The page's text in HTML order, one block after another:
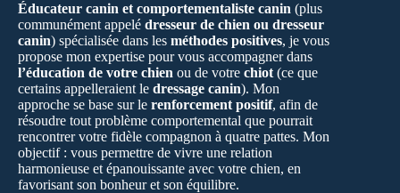
Éducateur canin et comportementaliste canin (plus
communément appelé dresseur de chien ou dresseur
canin) spécialisée dans les méthodes positives, je vous
propose mon expertise pour vous accompagner dans
l’éducation de votre chien ou de votre chiot (ce que
certains appelleraient le dressage canin). Mon
approche se base sur le renforcement positif, afin de
résoudre tout problème comportemental que pourrait
rencontrer votre fidèle compagnon à quatre pattes. Mon
objectif : vous permettre de vivre une relation
harmonieuse et épanouissante avec votre chien, en
favorisant son bonheur et son équilibre.